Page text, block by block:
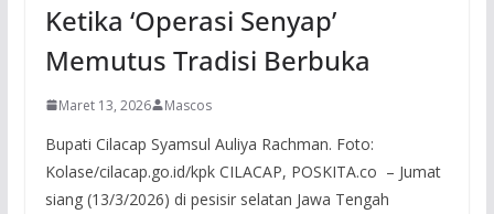
Ketika ‘Operasi Senyap’
Memutus Tradisi Berbuka
Maret 13, 2026 Mascos
Bupati Cilacap Syamsul Auliya Rachman. Foto:
Kolase/cilacap.go.id/kpk CILACAP, POSKITA.co – Jumat
siang (13/3/2026) di pesisir selatan Jawa Tengah